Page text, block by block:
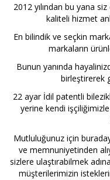
2012 yılından bu yana
kaliteli hizmet
En bilindik ve seçkin
markaların
Bunun yanında
birleştirerek
22 ayar İdil patentli
yerine kendi
Mutluluğunuz için
ve memnuniyetinden
sizlere ulaştırabilmek
müşterilerimizin